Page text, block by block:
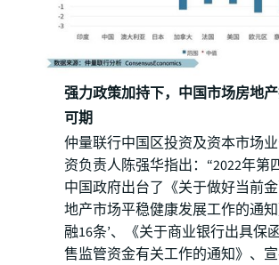
强力政策加持下，中国市场房地
可期
仲量联行中国区投资及资本市场
资负责人陈强华指出：“2022年第
中国政府出台了《关于做好当前
地产市场平稳健康发展工作的通知
融16条’、《关于商业银行出具保
售监管资金有关工作的通知》、